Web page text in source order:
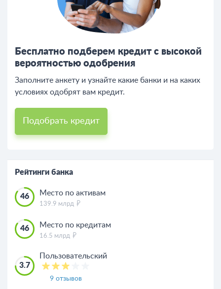
Бесплатно подберем кредит с высокой
вероятностью одобрения
Заполните анкету и узнайте какие банки и на каких
условиях одобрят вам кредит.
Подобрать кредит
Рейтинги банка
46 Место по активам
139.9 млрд
46 Место по кредитам
16.5 млрд
3.7
Пользовательский
9 отзывов